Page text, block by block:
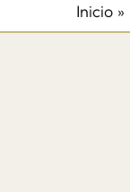
Inicio